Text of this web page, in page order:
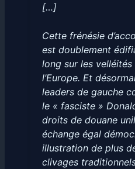
[…]
Cette frénésie
est doublement
long sur les
l’Europe. Et
leaders de gauche
le « fasciste »
droits de douane
échange égal
illustration de plus
clivages